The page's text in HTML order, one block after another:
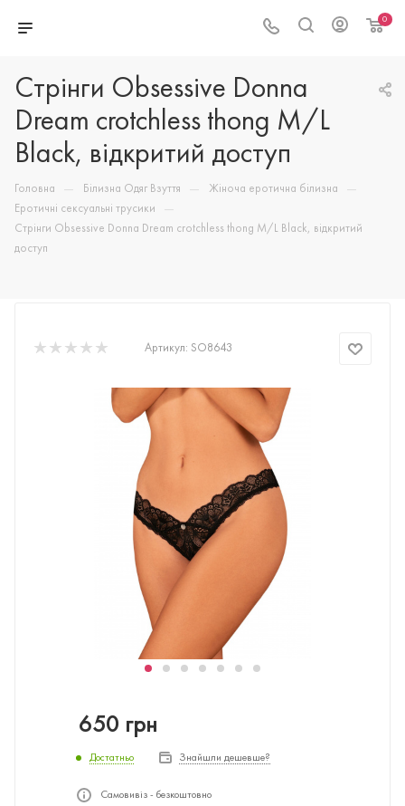
0
Стрінги Obsessive Donna
Dream crotchless thong M/L
Black, відкритий доступ
Головна — Білизна Одяг Взуття — Жіноча еротична білизна —
Еротичні сексуальні трусики —
Стрінги Obsessive Donna Dream crotchless thong M/L Black, відкритий
доступ
Артикул: SO8643
650 грн
Достатньо Знайшли дешевше?
Самовивіз - безкоштовно